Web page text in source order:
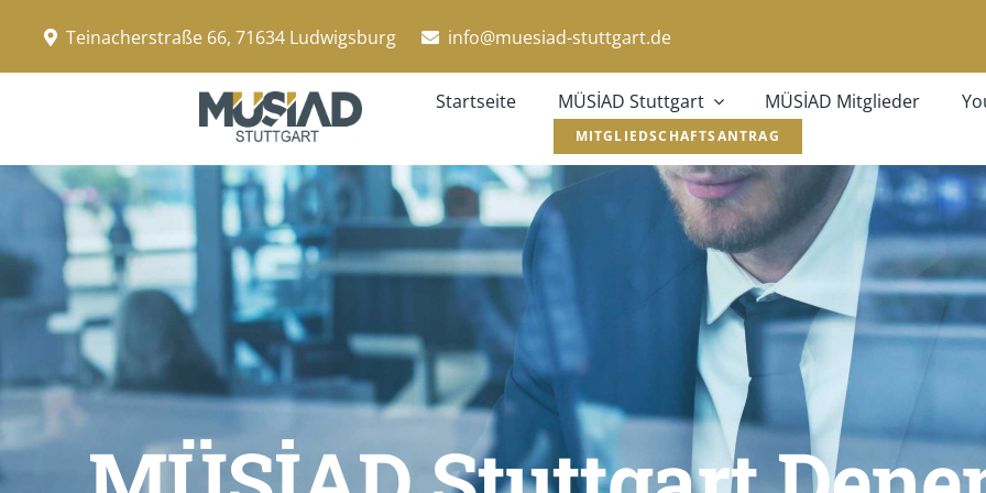
Teinacherstraße 66, 71634 Ludwigsburg info@muesiad-stuttgart.de
Startseite MÜSİAD Stuttgart MÜSİAD Mitglieder
MITGLIEDSCHAFTSANTRAG